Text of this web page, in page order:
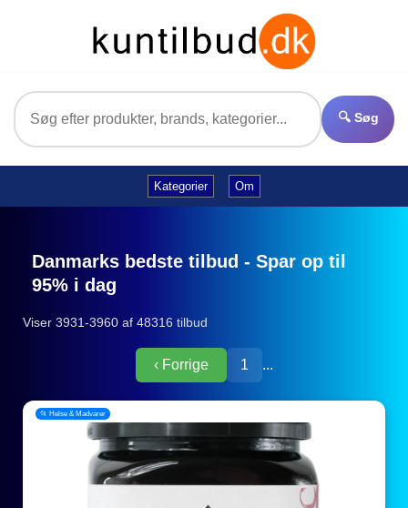
🔍 Søg
Kategorier Om
Danmarks bedste tilbud - Spar op til
95% i dag
Viser 3931-3960 af 48316 tilbud
‹ Forrige 1 ...
📂 Helse & Madvarer